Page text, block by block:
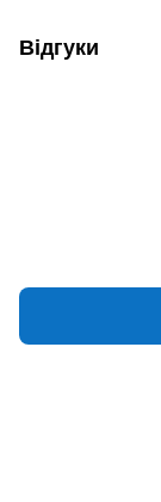
Відгуки